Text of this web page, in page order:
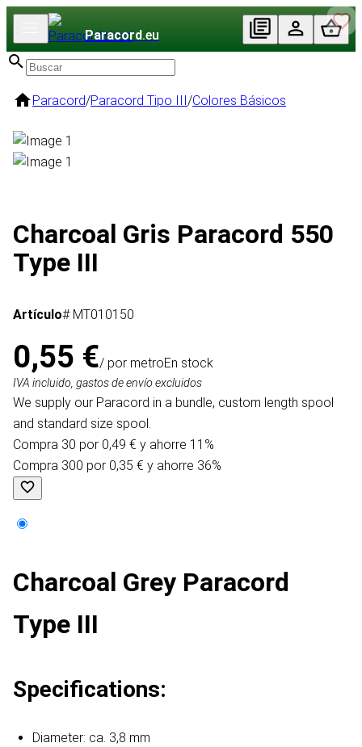
Paracord.eu
Paracord/Paracord Tipo III/Colores Básicos
Charcoal Gris Paracord 550
Type III
Artículo# MT010150
0,55 €/ por metroEn stock
IVA incluido, gastos de envío excluidos
We supply our Paracord in a bundle, custom length spool
and standard size spool.
Compra 30 por 0,49 € y ahorre 11%
Compra 300 por 0,35 € y ahorre 36%
Charcoal Grey Paracord
Type III
Specifications:
Diameter: ca. 3,8 mm